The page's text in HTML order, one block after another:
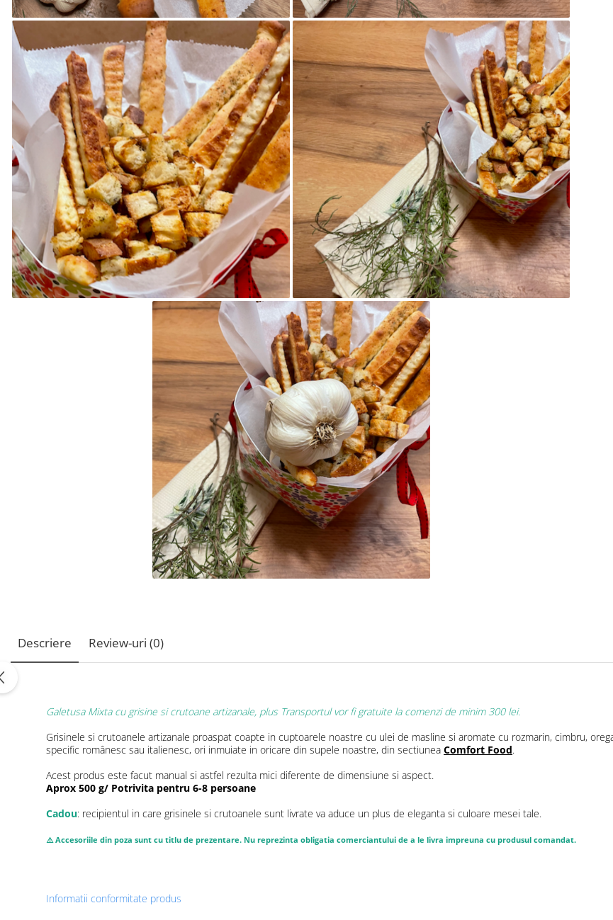
Descriere Review-uri (0)
Galetusa Mixta cu grisine si crutoane artizanale, plus Transportul vor fi gratuite la comenzi de minim 300 lei.
Grisinele si crutoanele artizanale proaspat coapte in cuptoarele noastre cu ulei de masline si aromate cu rozmarin, cimbru,
specific românesc sau italienesc, ori inmuiate in oricare din supele noastre, din sectiunea Comfort Food.
Acest produs este facut manual si astfel rezulta mici diferente de dimensiune si aspect.
Aprox 500 g/ Potrivita pentru 6-8 persoane
Cadou: recipientul in care grisinele si crutoanele sunt livrate va aduce un plus de eleganta si culoare mesei tale.
⚠️ Accesoriile din poza sunt cu titlu de prezentare. Nu reprezinta obligatia comerciantului de a le livra impreuna cu produsul comandat.
Informatii conformitate produs